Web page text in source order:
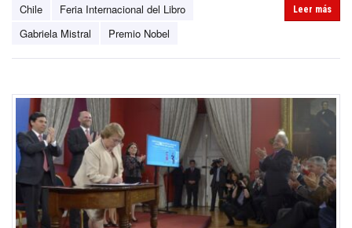
Chile
Feria Internacional del Libro
Gabriela Mistral
Premio Nobel
Leer más